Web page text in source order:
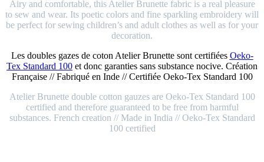
Airy and comfortable, this Atelier Brunette fabric is a real pleasure
to sew and wear. Its poetic colors and fine sparkling embroidery will
be perfect for sewing children’s and adult clothes as well as for your
decoration.
Les doubles gazes de coton Atelier Brunette sont certifiées Oeko-
Tex Standard 100 et donc garanties sans substance nocive. Création
Française // Fabriqué en Inde // Certifiée Oeko-Tex Standard 100
Atelier Brunette double cotton gauzes are Oeko-Tex Standard 100
certified and therefore guaranteed to be free from harmful
substances. French creation // Made in India // Oeko-Tex Standard
100 certified